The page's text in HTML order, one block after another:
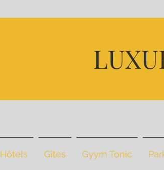
Hôtels Gîtes Gyym Tonic